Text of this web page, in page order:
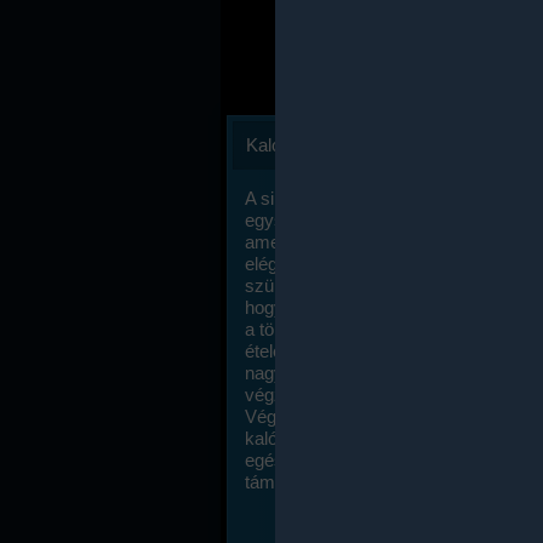
Kalóriaszámlálás
A sikeres fogyás titka valójában igen
egyszerű: égess több energiát, mint
amennyit beviszel. Természetesen
elég nagy fegyelemre és akaraterőre
szükség, de meglepődve fogod
hogy a kalóriaszámolás mennyire
a többi diétához képest. Itt nincsenek
ételek és a megengedett kalóriabevitelt
nagymértékben növelheted ha
végzel.
Végül, de nem utolsó sorban, a
kalóriaszámolás módszerét a legtöbb
egészségügyi szakorvos ajánlja és
támogatja.